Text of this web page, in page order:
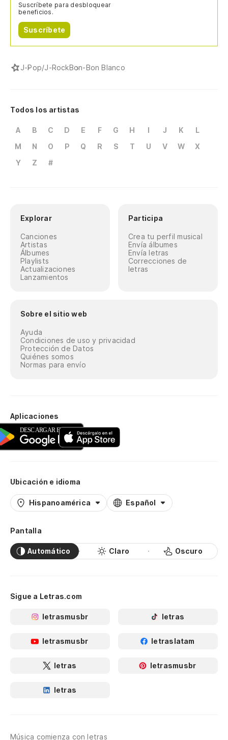
Suscríbete para desbloquear
beneficios.
Suscríbete
J-Pop/J-RockBon-Bon Blanco
Todos los artistas
A B C D E F G H I J K
L
M
N O P Q R S T U V W
X
Y
Z #
Explorar
Canciones
Artistas
Álbumes
Playlists
Actualizaciones
Lanzamientos
Participa
Crea tu perfil musical
Envía álbumes
Envía letras
Correcciones de
letras
Sobre el sitio web
Ayuda
Condiciones de uso y privacidad
Protección de Datos
Quiénes somos
Normas para envío
Aplicaciones
Ubicación e idioma
Hispanoamérica Español
Pantalla
Automático Claro Oscuro
Sigue a Letras.com
letrasmusbr letras
letrasmusbr letraslatam
letras letrasmusbr
letras
Música comienza con letras